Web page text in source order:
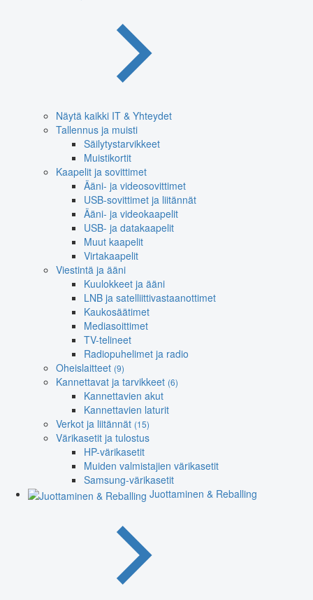
Näytä kaikki IT & Yhteydet
Tallennus ja muisti
Säilytystarvikkeet
Muistikortit
Kaapelit ja sovittimet
Ääni- ja videosovittimet
USB-sovittimet ja liitännät
Ääni- ja videokaapelit
USB- ja datakaapelit
Muut kaapelit
Virtakaapelit
Viestintä ja ääni
Kuulokkeet ja ääni
LNB ja satelliittivastaanottimet
Kaukosäätimet
Mediasoittimet
TV-telineet
Radiopuhelimet ja radio
Oheislaitteet (9)
Kannettavat ja tarvikkeet (6)
Kannettavien akut
Kannettavien laturit
Verkot ja liitännät (15)
Värikasetit ja tulostus
HP-värikasetit
Muiden valmistajien värikasetit
Samsung-värikasetit
Juottaminen & Reballing